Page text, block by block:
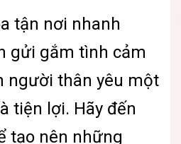
tận nơi nhanh
gửi gắm tình cảm
người thân yêu một
tiện lợi. Hãy đến
tạo nên những